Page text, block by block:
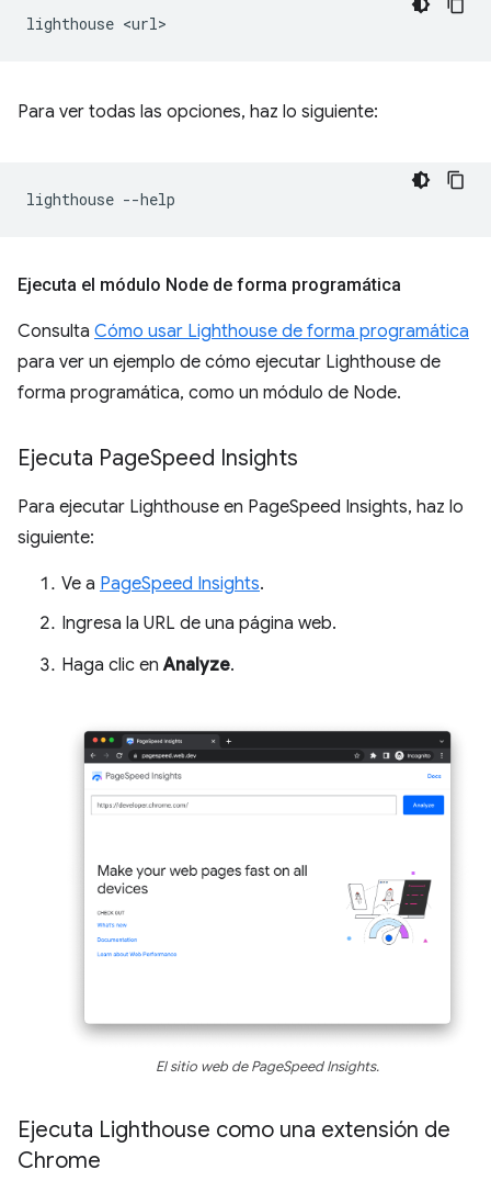
lighthouse
Para ver todas las opciones, haz lo siguiente:
lighthouse
Ejecuta el módulo Node de forma programática
Consulta Cómo usar Lighthouse de forma programática
para ver un ejemplo de cómo ejecutar Lighthouse de
forma programática, como un módulo de Node.
Ejecuta PageSpeed Insights
Para ejecutar Lighthouse en PageSpeed Insights, haz lo
siguiente:
Ve a PageSpeed Insights.
Ingresa la URL de una página web.
Haga clic enAnalyze.
El sitio web de PageSpeed Insights.
Ejecuta Lighthouse como una extensión de
Chrome